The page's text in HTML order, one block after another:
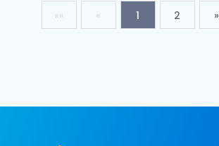
«« « 1 2 »